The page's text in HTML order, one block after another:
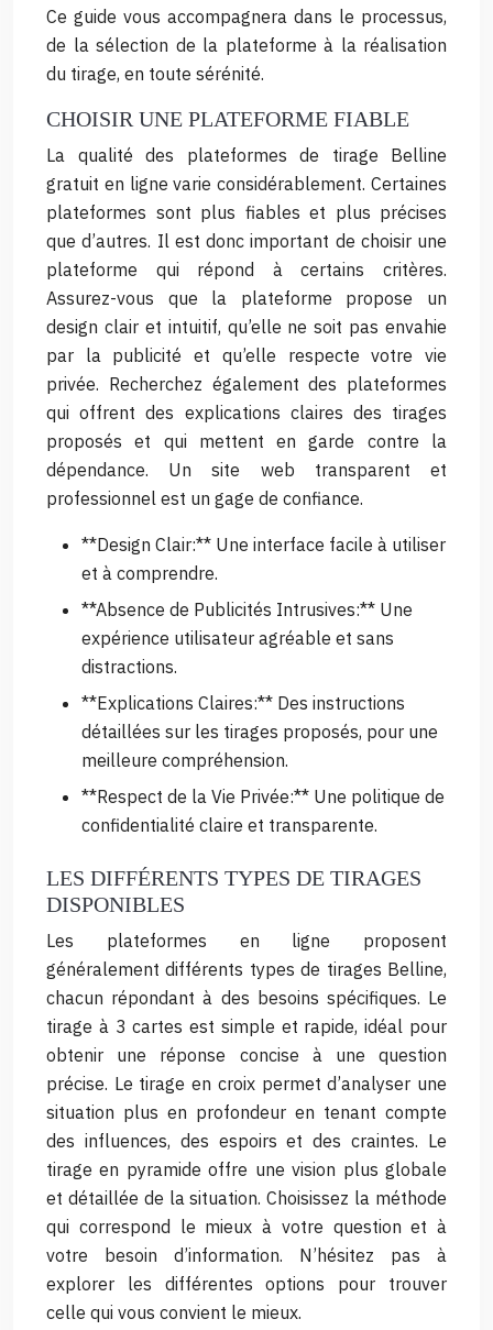
Ce guide vous accompagnera dans le processus,
de la sélection de la plateforme à la réalisation
du tirage, en toute sérénité.
CHOISIR UNE PLATEFORME FIABLE
La qualité des plateformes de tirage Belline
gratuit en ligne varie considérablement. Certaines
plateformes sont plus fiables et plus précises
que d’autres. Il est donc important de choisir une
plateforme qui répond à certains critères.
Assurez-vous que la plateforme propose un
design clair et intuitif, qu’elle ne soit pas envahie
par la publicité et qu’elle respecte votre vie
privée. Recherchez également des plateformes
qui offrent des explications claires des tirages
proposés et qui mettent en garde contre la
dépendance. Un site web transparent et
professionnel est un gage de confiance.
**Design Clair:** Une interface facile à utiliser
et à comprendre.
**Absence de Publicités Intrusives:** Une
expérience utilisateur agréable et sans
distractions.
**Explications Claires:** Des instructions
détaillées sur les tirages proposés, pour une
meilleure compréhension.
**Respect de la Vie Privée:** Une politique de
confidentialité claire et transparente.
LES DIFFÉRENTS TYPES DE TIRAGES
DISPONIBLES
Les plateformes en ligne proposent
généralement différents types de tirages Belline,
chacun répondant à des besoins spécifiques. Le
tirage à 3 cartes est simple et rapide, idéal pour
obtenir une réponse concise à une question
précise. Le tirage en croix permet d’analyser une
situation plus en profondeur en tenant compte
des influences, des espoirs et des craintes. Le
tirage en pyramide offre une vision plus globale
et détaillée de la situation. Choisissez la méthode
qui correspond le mieux à votre question et à
votre besoin d’information. N’hésitez pas à
explorer les différentes options pour trouver
celle qui vous convient le mieux.